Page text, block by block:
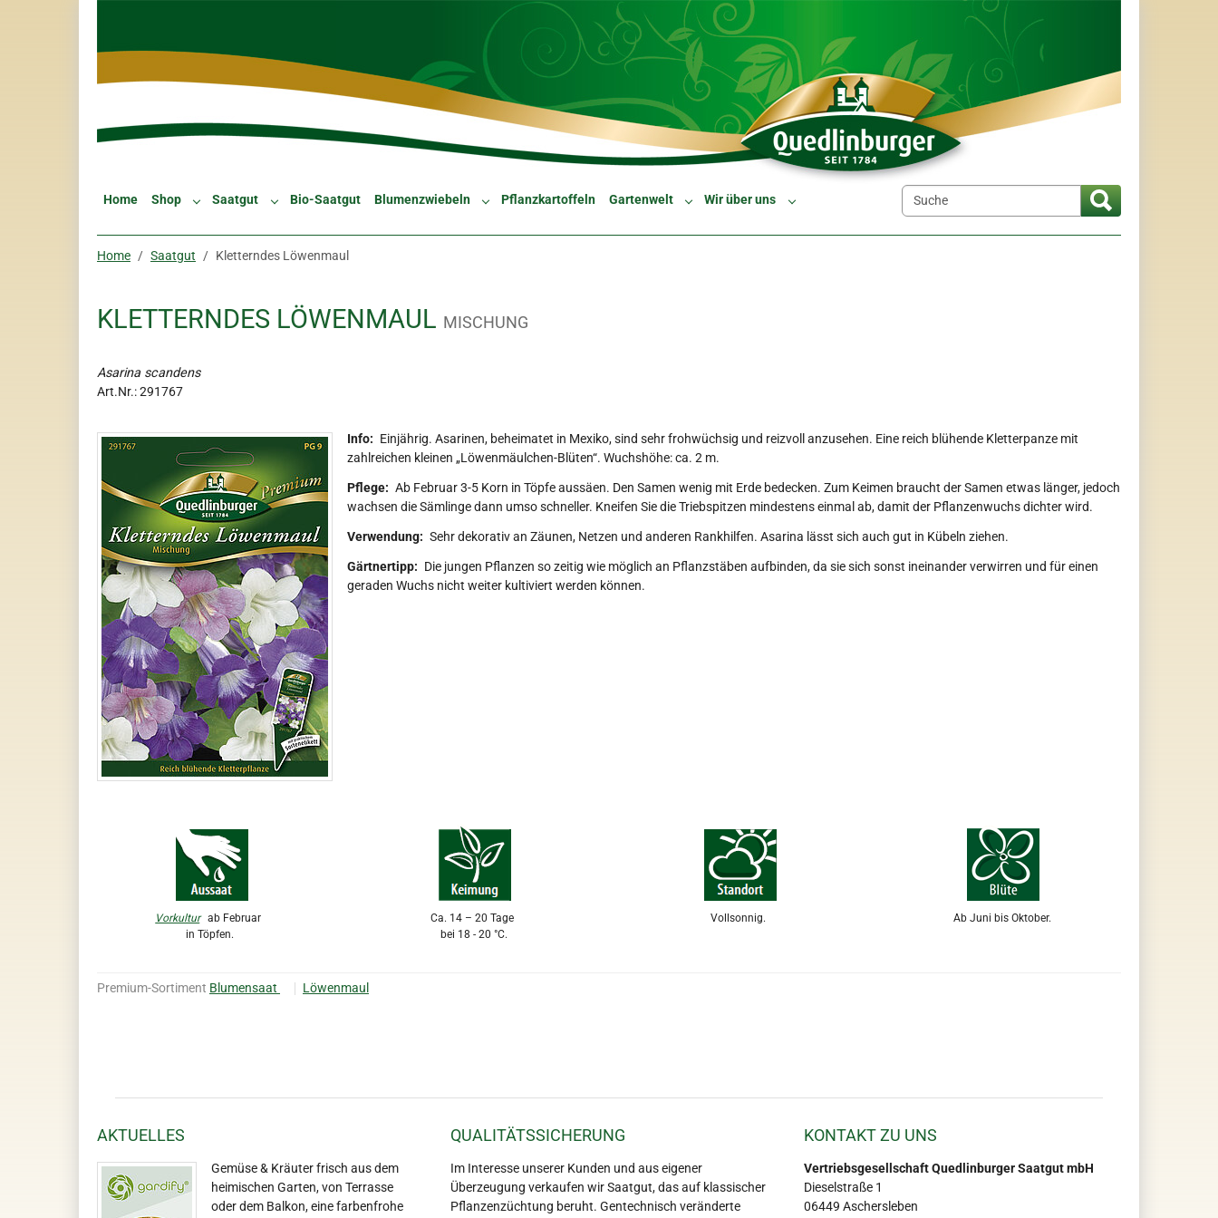
Home Shop Submenu for "Shop"
Saatgut Submenu for "Saatgut"
Bio-Saatgut Blumenzwiebeln Submenu for "Blumenzwiebeln"
Pflanzkartoffeln Gartenwelt Submenu for "Gartenwelt"
Wir über uns Submenu for "Wir über uns"
Home Saatgut Kletterndes Löwenmaul
KLETTERNDES LÖWENMAUL MISCHUNG
Asarina scandens
Art.Nr.:291767
Info: Einjährig. Asarinen, beheimatet in Mexiko, sind sehr frohwüchsig und reizvoll anzusehen. Eine reich blühende Kletterpanze mit
zahlreichen kleinen „Löwenmäulchen-Blüten“. Wuchshöhe: ca. 2 m.
Pflege: Ab Februar 3-5 Korn in Töpfe aussäen. Den Samen wenig mit Erde bedecken. Zum Keimen braucht der Samen etwas länger, jedoch
wachsen die Sämlinge dann umso schneller. Kneifen Sie die Triebspitzen mindestens einmal ab, damit der Pflanzenwuchs dichter wird.
Verwendung: Sehr dekorativ an Zäunen, Netzen und anderen Rankhilfen. Asarina lässt sich auch gut in Kübeln ziehen.
Gärtnertipp: Die jungen Pflanzen so zeitig wie möglich an Pflanzstäben aufbinden, da sie sich sonst ineinander verwirren und für einen
geraden Wuchs nicht weiter kultiviert werden können.
Vorkultur
ab Februar
in Töpfen.
Ca. 14 – 20 Tage
bei 18 - 20 °C.
Vollsonnig. Ab Juni bis Oktober.
Premium-Sortiment Blumensaat Löwenmaul
AKTUELLES
Gemüse & Kräuter frisch aus dem
heimischen Garten, von Terrasse
oder dem Balkon, eine farbenfrohe
QUALITÄTSSICHERUNG
Im Interesse unserer Kunden und aus eigener
Überzeugung verkaufen wir Saatgut, das auf klassischer
Pflanzenzüchtung beruht. Gentechnisch veränderte
KONTAKT ZU UNS
Vertriebsgesellschaft Quedlinburger Saatgut mbH
Dieselstraße 1
06449 Aschersleben